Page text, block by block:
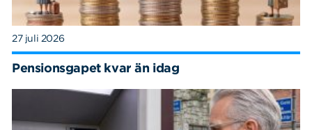
27 juli 2026
Pensionsgapet kvar än idag